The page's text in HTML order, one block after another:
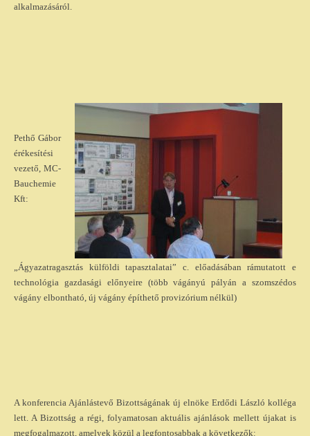
alkalmazásáról.
Pethő Gábor
érékesítési
vezető, MC-
Bauchemie
Kft:
„Ágyazatragasztás külföldi tapasztalatai” c. előadásában rámutatott e
technológia gazdasági előnyeire (több vágányú pályán a szomszédos
vágány elbontható, új vágány építhető provizórium nélkül)
A konferencia Ajánlástevő Bizottságának új elnöke Erdődi László kolléga
lett. A Bizottság a régi, folyamatosan aktuális ajánlások mellett újakat is
megfogalmazott, amelyek közül a legfontosabbak a következők: